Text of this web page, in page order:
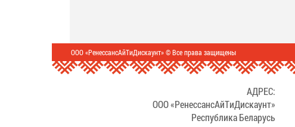
ООО «РенессансАйТиДискаунт» © Все права защищены
АДРЕС:
ООО «РенессансАйТиДискаунт»
Республика Беларусь